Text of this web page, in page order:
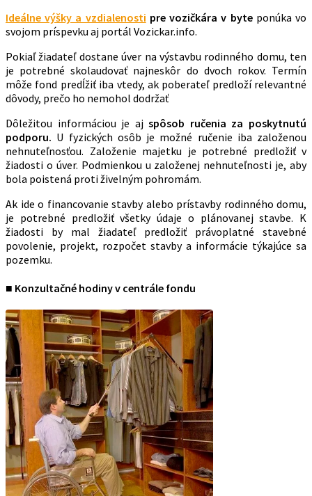
Ideálne výšky a vzdialenosti pre vozičkára v byteponúka vo
svojom príspevku aj portál Vozickar.info.
Pokiaľ žiadateľ dostane úver na výstavbu rodinného domu, ten
je potrebné skolaudovať najneskôr do dvoch rokov. Termín
môže fond predĺžiť iba vtedy, ak poberateľ predloží relevantné
dôvody, prečo ho nemohol dodržať
Dôležitou informáciou je ajspôsob ručenia za poskytnutú
podporu. U fyzických osôb je možné ručenie iba založenou
nehnuteľnosťou. Založenie majetku je potrebné predložiť v
žiadosti o úver. Podmienkou u založenej nehnuteľnosti je, aby
bola poistená proti živelným pohromám.
Ak ide o financovanie stavby alebo prístavby rodinného domu,
je potrebné predložiť všetky údaje o plánovanej stavbe. K
žiadosti by mal žiadateľ predložiť právoplatné stavebné
povolenie, projekt, rozpočet stavby a informácie týkajúce sa
pozemku.
■ Konzultačné hodiny v centrále fondu